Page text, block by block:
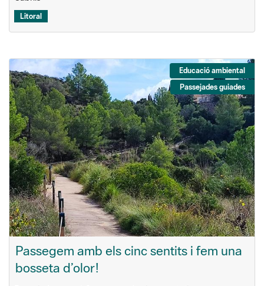
Litoral
Educació ambiental
Passejades guiades
Passegem amb els cinc sentits i fem una
bosseta d’olor!